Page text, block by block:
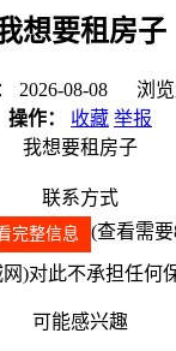
想要租房子
2026-08-08 浏览
操作：
收藏 举报
我想要租房子
联系方式
完整信息 (查看需
)对此不承担任何
可能感兴趣